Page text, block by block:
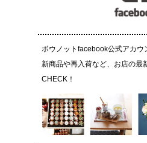
ボウノットfacebook公式アカウ
新商品や再入荷など、お店の最
CHECK！